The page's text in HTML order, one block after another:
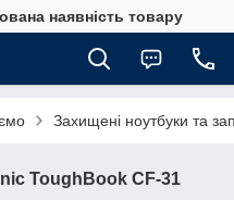
наявність товару
Захищені ноутбуки та
ToughBook CF-31